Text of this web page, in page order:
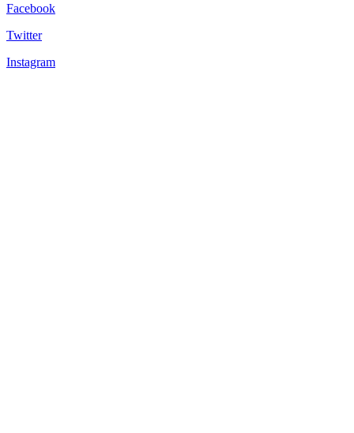
Facebook
Twitter
Instagram